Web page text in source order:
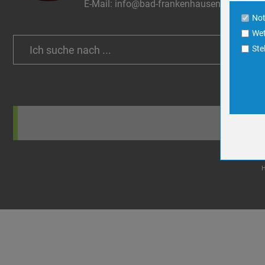
E-Mail: info@bad-frankenhausen.de
Name
Anbieter